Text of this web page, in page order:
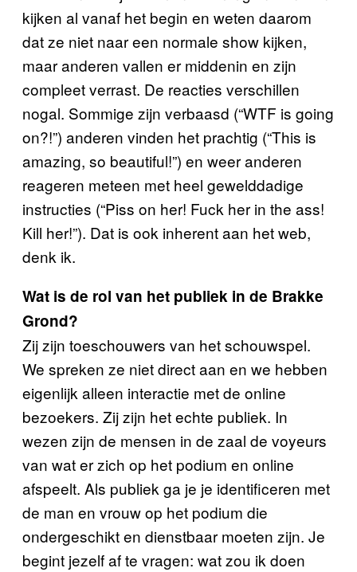
kijken al vanaf het begin en weten daarom
dat ze niet naar een normale show kijken,
maar anderen vallen er middenin en zijn
compleet verrast. De reacties verschillen
nogal. Sommige zijn verbaasd (“WTF is going
on?!”) anderen vinden het prachtig (“This is
amazing, so beautiful!”) en weer anderen
reageren meteen met heel gewelddadige
instructies (“Piss on her! Fuck her in the ass!
Kill her!”). Dat is ook inherent aan het web,
denk ik.
Wat is de rol van het publiek in de Brakke
Grond?
Zij zijn toeschouwers van het schouwspel.
We spreken ze niet direct aan en we hebben
eigenlijk alleen interactie met de online
bezoekers. Zij zijn het echte publiek. In
wezen zijn de mensen in de zaal de voyeurs
van wat er zich op het podium en online
afspeelt. Als publiek ga je je identificeren met
de man en vrouw op het podium die
ondergeschikt en dienstbaar moeten zijn. Je
begint jezelf af te vragen: wat zou ik doen